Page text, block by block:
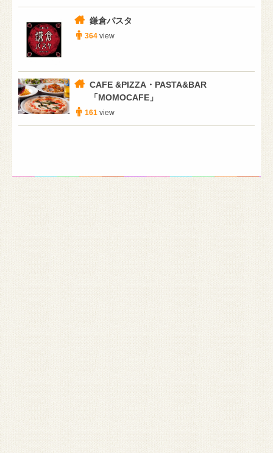
鎌倉パスタ
364 view
CAFE &PIZZA・PASTA&BAR
「MOMOCAFE」
161 view